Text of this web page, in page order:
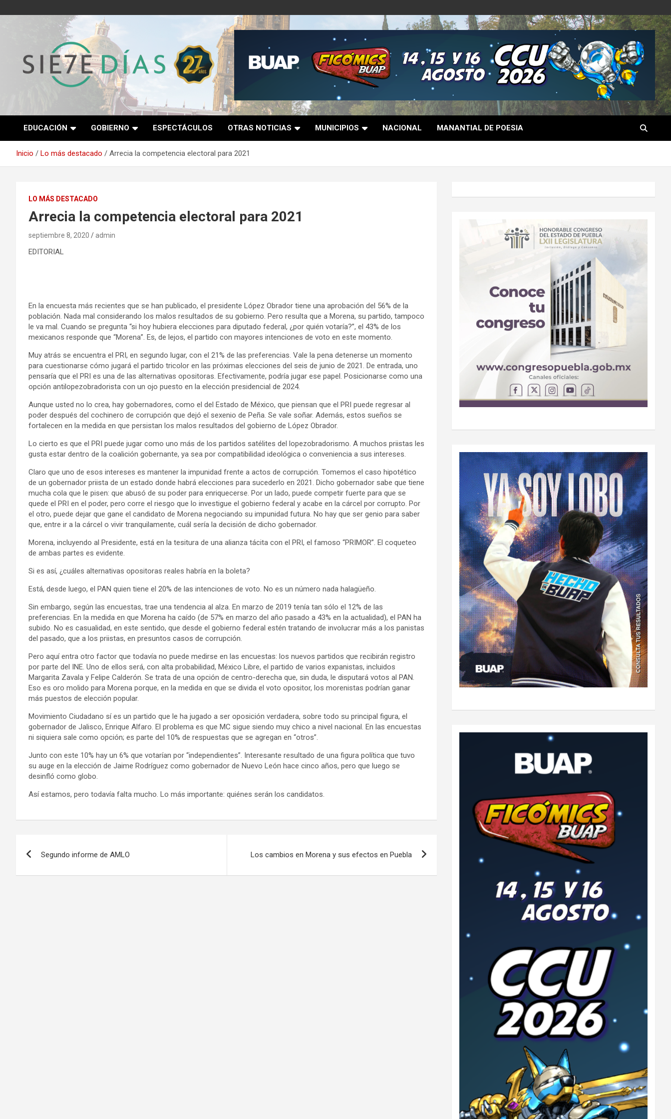
al
Semanario 7 Días
EDUCACIÓN GOBIERNO ESPECTÁCULOS OTRAS NOTICIAS MUNICIPIOS NACIONAL MANANTIAL DE POESIA
Inicio Lo más destacado Arrecia la competencia electoral para 2021
LO MÁS DESTACADO
Arrecia la competencia electoral para 2021
septiembre 8, 2020 admin
EDITORIAL
En la encuesta más recientes que se han publicado, el presidente López Obrador tiene una aprobación del 56% de la
población. Nada mal considerando los malos resultados de su gobierno. Pero resulta que a Morena, su partido, tampoco
le va mal. Cuando se pregunta “si hoy hubiera elecciones para diputado federal, ¿por quién votaría?”, el 43% de los
mexicanos responde que “Morena”. Es, de lejos, el partido con mayores intenciones de voto en este momento.
Muy atrás se encuentra el PRI, en segundo lugar, con el 21% de las preferencias. Vale la pena detenerse un momento
para cuestionarse cómo jugará el partido tricolor en las próximas elecciones del seis de junio de 2021. De entrada, uno
pensaría que el PRI es una de las alternativas opositoras. Efectivamente, podría jugar ese papel. Posicionarse como una
opción antilopezobradorista con un ojo puesto en la elección presidencial de 2024.
Aunque usted no lo crea, hay gobernadores, como el del Estado de México, que piensan que el PRI puede regresar al
poder después del cochinero de corrupción que dejó el sexenio de Peña. Se vale soñar. Además, estos sueños se
fortalecen en la medida en que persistan los malos resultados del gobierno de López Obrador.
Lo cierto es que el PRI puede jugar como uno más de los partidos satélites del lopezobradorismo. A muchos priistas les
gusta estar dentro de la coalición gobernante, ya sea por compatibilidad ideológica o conveniencia a sus intereses.
Claro que uno de esos intereses es mantener la impunidad frente a actos de corrupción. Tomemos el caso hipotético
de un gobernador priista de un estado donde habrá elecciones para sucederlo en 2021. Dicho gobernador sabe que tiene
mucha cola que le pisen: que abusó de su poder para enriquecerse. Por un lado, puede competir fuerte para que se
quede el PRI en el poder, pero corre el riesgo que lo investigue el gobierno federal y acabe en la cárcel por corrupto. Por
el otro, puede dejar que gane el candidato de Morena negociando su impunidad futura. No hay que ser genio para saber
que, entre ir a la cárcel o vivir tranquilamente, cuál sería la decisión de dicho gobernador.
Morena, incluyendo al Presidente, está en la tesitura de una alianza tácita con el PRI, el famoso “PRIMOR”. El coqueteo
de ambas partes es evidente.
Si es así, ¿cuáles alternativas opositoras reales habría en la boleta?
Está, desde luego, el PAN quien tiene el 20% de las intenciones de voto. No es un número nada halagüeño.
Sin embargo, según las encuestas, trae una tendencia al alza. En marzo de 2019 tenía tan sólo el 12% de las
preferencias. En la medida en que Morena ha caído (de 57% en marzo del año pasado a 43% en la actualidad), el PAN ha
subido. No es casualidad, en este sentido, que desde el gobierno federal estén tratando de involucrar más a los panistas
del pasado, que a los priistas, en presuntos casos de corrupción.
Pero aquí entra otro factor que todavía no puede medirse en las encuestas: los nuevos partidos que recibirán registro
por parte del INE. Uno de ellos será, con alta probabilidad, México Libre, el partido de varios expanistas, incluidos
Margarita Zavala y Felipe Calderón. Se trata de una opción de centro-derecha que, sin duda, le disputará votos al PAN.
Eso es oro molido para Morena porque, en la medida en que se divida el voto opositor, los morenistas podrían ganar
más puestos de elección popular.
Movimiento Ciudadano sí es un partido que le ha jugado a ser oposición verdadera, sobre todo su principal figura, el
gobernador de Jalisco, Enrique Alfaro. El problema es que MC sigue siendo muy chico a nivel nacional. En las encuestas
ni siquiera sale como opción; es parte del 10% de respuestas que se agregan en “otros”.
Junto con este 10% hay un 6% que votarían por “independientes”. Interesante resultado de una figura política que tuvo
su auge en la elección de Jaime Rodríguez como gobernador de Nuevo León hace cinco años, pero que luego se
desinfló como globo.
Así estamos, pero todavía falta mucho. Lo más importante: quiénes serán los candidatos.
Segundo informe de AMLO Los cambios en Morena y sus efectos en Puebla